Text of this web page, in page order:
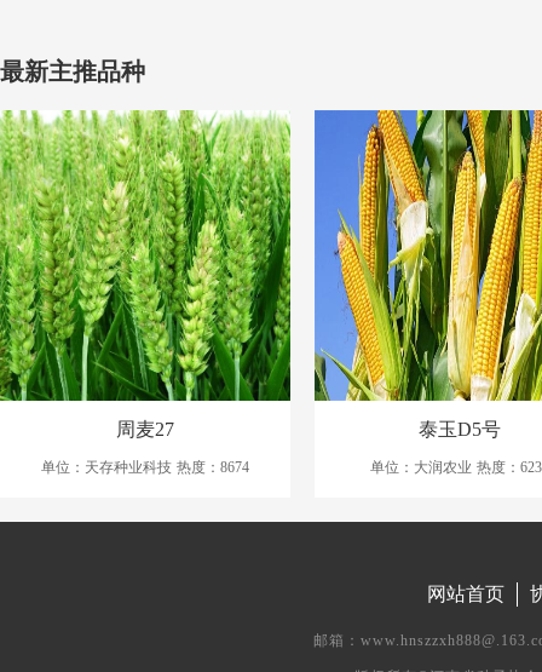
最新主推品种
周麦27
单位：天存种业科技 热度：8674
泰玉D5号
单位：大润农业 热度：
网站首页
邮箱：